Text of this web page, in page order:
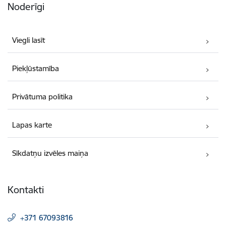
Noderīgi
Viegli lasīt
Piekļūstamība
Privātuma politika
Lapas karte
Sīkdatņu izvēles maiņa
Kontakti
+371 67093816